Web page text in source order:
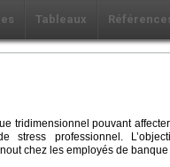
Tableaux
tridimensionnel pouvant
stress professionnel.
chez les employés de